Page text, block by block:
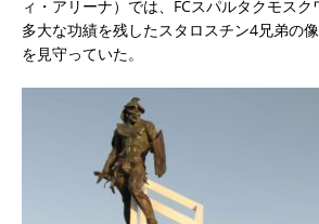
ィ・アリーナ）では、FCスパルタクモス
多大な功績を残したスタロスチン4兄弟の
を見守っていた。